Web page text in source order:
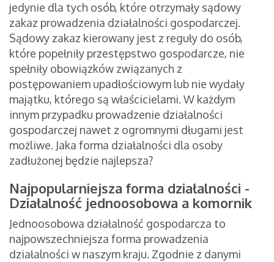
jedynie dla tych osób, które otrzymały sądowy
zakaz prowadzenia działalności gospodarczej.
Sądowy zakaz kierowany jest z reguły do osób,
które popełniły przestępstwo gospodarcze, nie
spełniły obowiązków związanych z
postępowaniem upadłościowym lub nie wydały
majątku, którego są właścicielami. W każdym
innym przypadku prowadzenie działalności
gospodarczej nawet z ogromnymi długami jest
możliwe. Jaka forma działalności dla osoby
zadłużonej będzie najlepsza?
Najpopularniejsza forma działalności -
Działalność jednoosobowa a komornik
Jednoosobowa działalność gospodarcza to
najpowszechniejsza forma prowadzenia
działalności w naszym kraju. Zgodnie z danymi